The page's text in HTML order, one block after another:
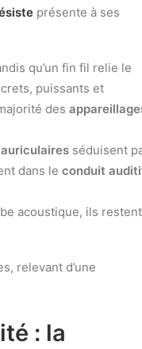
présente à ses
qu’un fin fil relie le
puissants et
des
séduisent
dans le conduit
acoustique, ils restent
relevant d’une
: la